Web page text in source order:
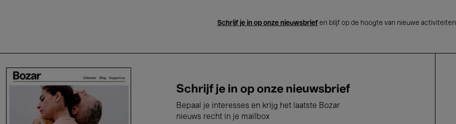
Schrijf je in op onze nieuwsbriefen blijf op de hoogte van nieuwe activiteiten
Schrijf je in op onze nieuwsbrief
Bepaal je interesses en krijg het laatste Bozar
nieuws recht in je mailbox